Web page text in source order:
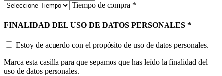
Tiempo de compra *
FINALIDAD DEL USO DE DATOS PERSONALES *
Estoy de acuerdo con el propósito de uso de datos personales.
Marca esta casilla para que sepamos que has leído la finalidad del
uso de datos personales.